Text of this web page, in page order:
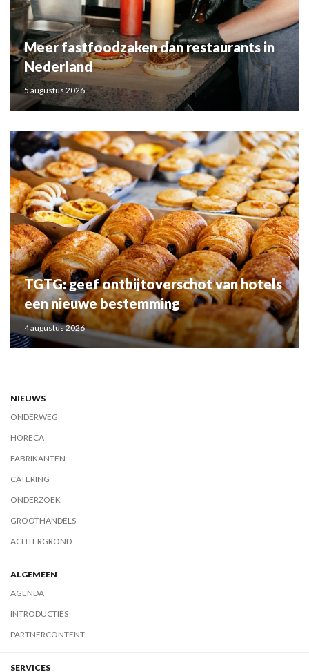
Meer fastfoodzaken dan restaurants in
Nederland
5 augustus 2026
TGTG: geef ontbijtoverschot van hotels
een nieuwe bestemming
4 augustus 2026
NIEUWS
ONDERWEG
HORECA
FABRIKANTEN
CATERING
ONDERZOEK
GROOTHANDELS
ACHTERGROND
ALGEMEEN
AGENDA
INTRODUCTIES
PARTNERCONTENT
SERVICES